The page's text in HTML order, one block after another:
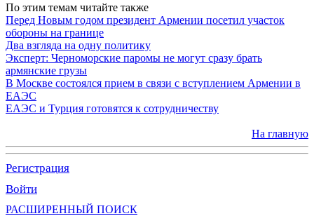
По этим темам читайте также
Перед Новым годом президент Армении посетил участок
обороны на границе
Два взгляда на одну политику
Эксперт: Черноморские паромы не могут сразу брать
армянские грузы
В Москве состоялся прием в связи с вступлением Армении в
ЕАЭС
ЕАЭС и Турция готовятся к сотрудничеству
На главную
Регистрация
Войти
РАСШИРЕННЫЙ ПОИСК